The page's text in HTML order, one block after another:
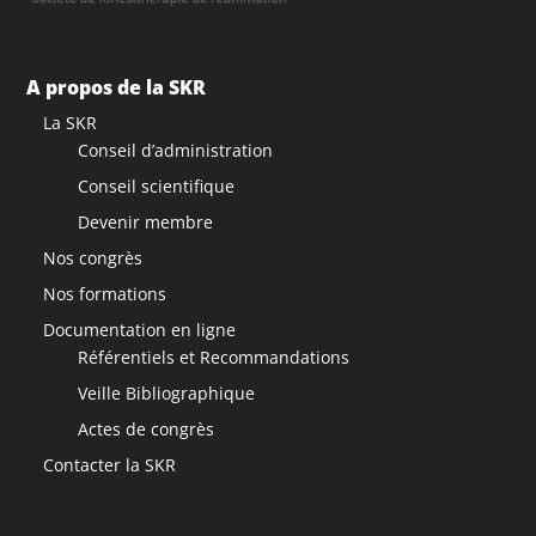
A propos de la SKR
La SKR
Conseil d’administration
Conseil scientifique
Devenir membre
Nos congrès
Nos formations
Documentation en ligne
Référentiels et Recommandations
Veille Bibliographique
Actes de congrès
Contacter la SKR